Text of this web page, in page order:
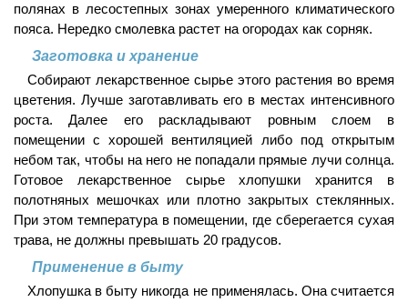
полянах в лесостепных зонах умеренного климатического
пояса. Нередко смолевка растет на огородах как сорняк.
Заготовка и хранение
Собирают лекарственное сырье этого растения во время
цветения. Лучше заготавливать его в местах интенсивного
роста. Далее его раскладывают ровным слоем в
помещении с хорошей вентиляцией либо под открытым
небом так, чтобы на него не попадали прямые лучи солнца.
Готовое лекарственное сырье хлопушки хранится в
полотняных мешочках или плотно закрытых стеклянных.
При этом температура в помещении, где сберегается сухая
трава, не должны превышать 20 градусов.
Применение в быту
Хлопушка в быту никогда не применялась. Она считается